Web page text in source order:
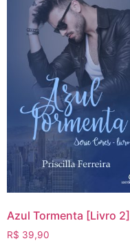
Azul Tormenta [Livro 2]
R$ 39,90